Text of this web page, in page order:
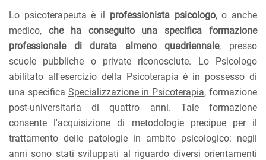
Lo psicoterapeuta è il professionista psicologo, o anche
medico, che ha conseguito una specifica formazione
professionale di durata almeno quadriennale, presso
scuole pubbliche o private riconosciute. Lo Psicologo
abilitato all'esercizio della Psicoterapia è in possesso di
una specifica Specializzazione in Psicoterapia, formazione
post-universitaria di quattro anni. Tale formazione
consente l'acquisizione di metodologie precipue per il
trattamento delle patologie in ambito psicologico: negli
anni sono stati sviluppati al riguardo diversi orientamenti